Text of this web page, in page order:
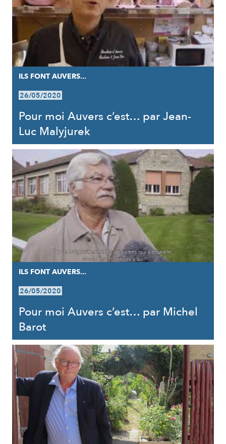
ILS FONT AUVERS...
26/05/2020
Pour moi Auvers c’est… par Jean-
Luc Malyjurek
ILS FONT AUVERS...
26/05/2020
Pour moi Auvers c’est… par Michel
Barot